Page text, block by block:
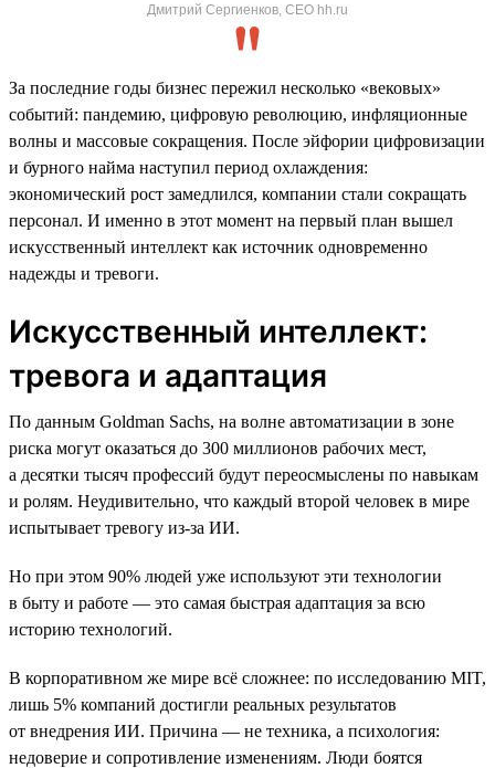
Дмитрий Сергиенков, CEO hh.ru
За последние годы бизнес пережил несколько «вековых»
событий: пандемию, цифровую революцию, инфляционные
волны и массовые сокращения. После эйфории цифровизации
и бурного найма наступил период охлаждения:
экономический рост замедлился, компании стали сокращать
персонал. И именно в этот момент на первый план вышел
искусственный интеллект как источник одновременно
надежды и тревоги.
Искусственный интеллект:
тревога и адаптация
По данным Goldman Sachs, на волне автоматизации в зоне
риска могут оказаться до 300 миллионов рабочих мест,
а десятки тысяч профессий будут переосмыслены по навыкам
и ролям. Неудивительно, что каждый второй человек в мире
испытывает тревогу из-за ИИ.
Но при этом 90% людей уже используют эти технологии
в быту и работе — это самая быстрая адаптация за всю
историю технологий.
В корпоративном же мире всё сложнее: по исследованию MIT,
лишь 5% компаний достигли реальных результатов
от внедрения ИИ. Причина — не техника, а психология:
недоверие и сопротивление изменениям. Люди боятся